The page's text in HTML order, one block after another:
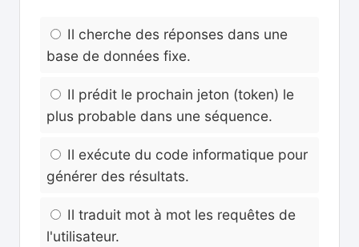
Il cherche des réponses dans une
base de données fixe.
Il prédit le prochain jeton (token) le
plus probable dans une séquence.
Il exécute du code informatique pour
générer des résultats.
Il traduit mot à mot les requêtes de
l'utilisateur.